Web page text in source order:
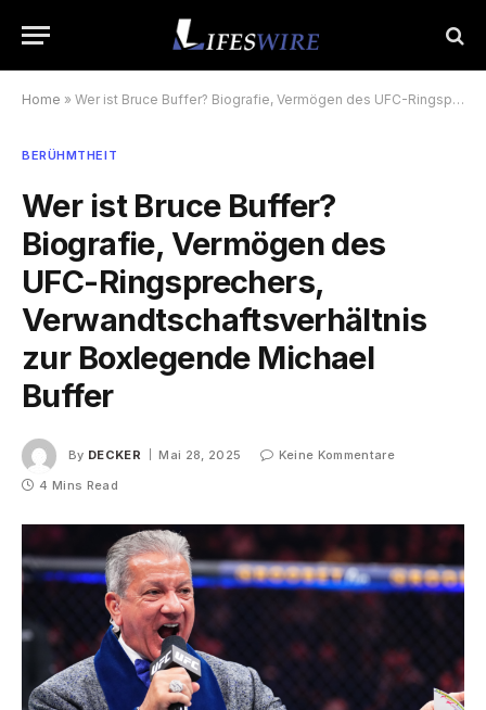
Home » Wer ist Bruce Buffer? Biografie, Vermögen des UFC-Ringsprechers, Verwandtschaftsverhältnis zur Boxlegende Michael Buffer
BERÜHMTHEIT
Wer ist Bruce Buffer?
Biografie, Vermögen des
UFC-Ringsprechers,
Verwandtschaftsverhältnis
zur Boxlegende Michael
Buffer
By DECKER Mai 28, 2025
Keine Kommentare
4 Mins Read